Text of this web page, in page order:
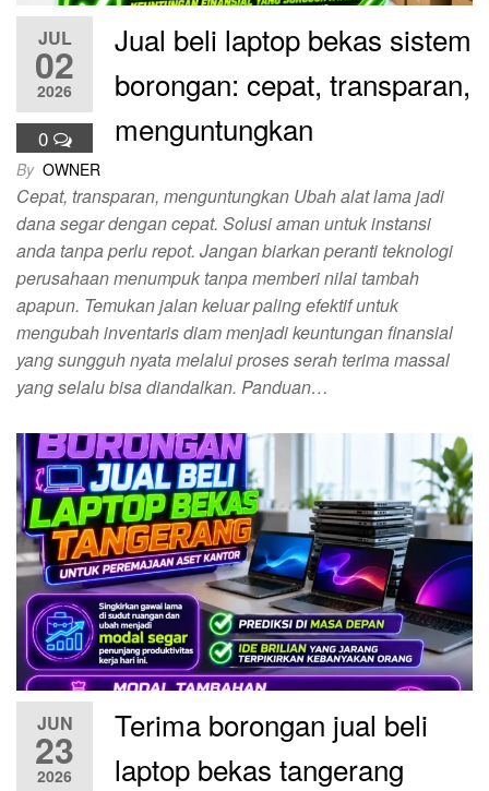
JUL
02
2026
0
Jual beli laptop bekas sistem
borongan: cepat, transparan,
menguntungkan
By OWNER
Cepat, transparan, menguntungkan Ubah alat lama jadi
dana segar dengan cepat. Solusi aman untuk instansi
anda tanpa perlu repot. Jangan biarkan peranti teknologi
perusahaan menumpuk tanpa memberi nilai tambah
apapun. Temukan jalan keluar paling efektif untuk
mengubah inventaris diam menjadi keuntungan finansial
yang sungguh nyata melalui proses serah terima massal
yang selalu bisa diandalkan. Panduan…
JUN
23
2026
Terima borongan jual beli
laptop bekas tangerang